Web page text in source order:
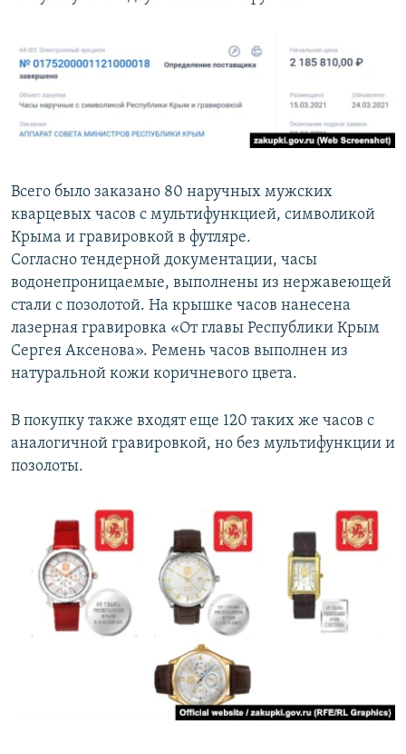
Всего было заказано 80 наручных мужских
кварцевых часов с мультифункцией, символикой
Крыма и гравировкой в футляре.
Согласно тендерной документации, часы
водонепроницаемые, выполнены из нержавеющей
стали с позолотой. На крышке часов нанесена
лазерная гравировка «От главы Республики Крым
Сергея Аксенова». Ремень часов выполнен из
натуральной кожи коричневого цвета.
В покупку также входят еще 120 таких же часов с
аналогичной гравировкой, но без мультифункции и
позолоты.